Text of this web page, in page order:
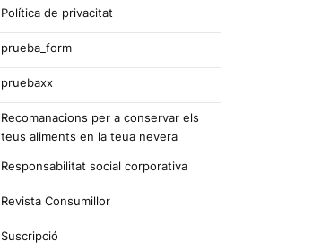
Política de privacitat
prueba_form
pruebaxx
Recomanacions per a conservar els
teus aliments en la teua nevera
Responsabilitat social corporativa
Revista Consumillor
Suscripció